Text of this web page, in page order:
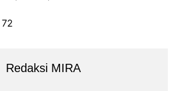
72
Redaksi MIRA